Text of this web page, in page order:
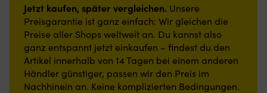
Jetzt kaufen, später vergleichen. Unsere
Preisgarantie ist ganz einfach: Wir gleichen die
Preise aller Shops weltweit an. Du kannst also
ganz entspannt jetzt einkaufen – findest du den
Artikel innerhalb von 14 Tagen bei einem anderen
Händler günstiger, passen wir den Preis im
Nachhinein an. Keine komplizierten Bedingungen.